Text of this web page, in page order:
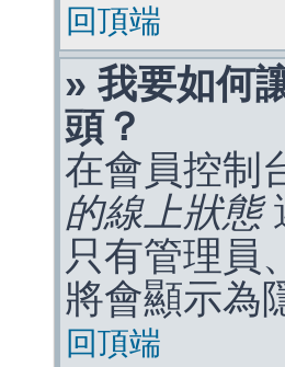
回頂端
» 我要如何
頭？
在會員控制
的線上狀態
只有管理員
將會顯示為
回頂端